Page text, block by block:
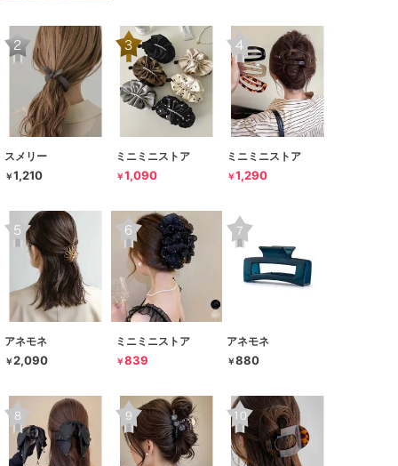
スメリー
￥1,210
ミニミニストア
￥1,090
ミニミニストア
￥1,290
アネモネ
￥2,090
ミニミニストア
￥839
アネモネ
￥880